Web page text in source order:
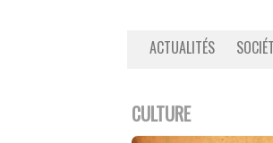
ACTUALITÉS
CULTURE